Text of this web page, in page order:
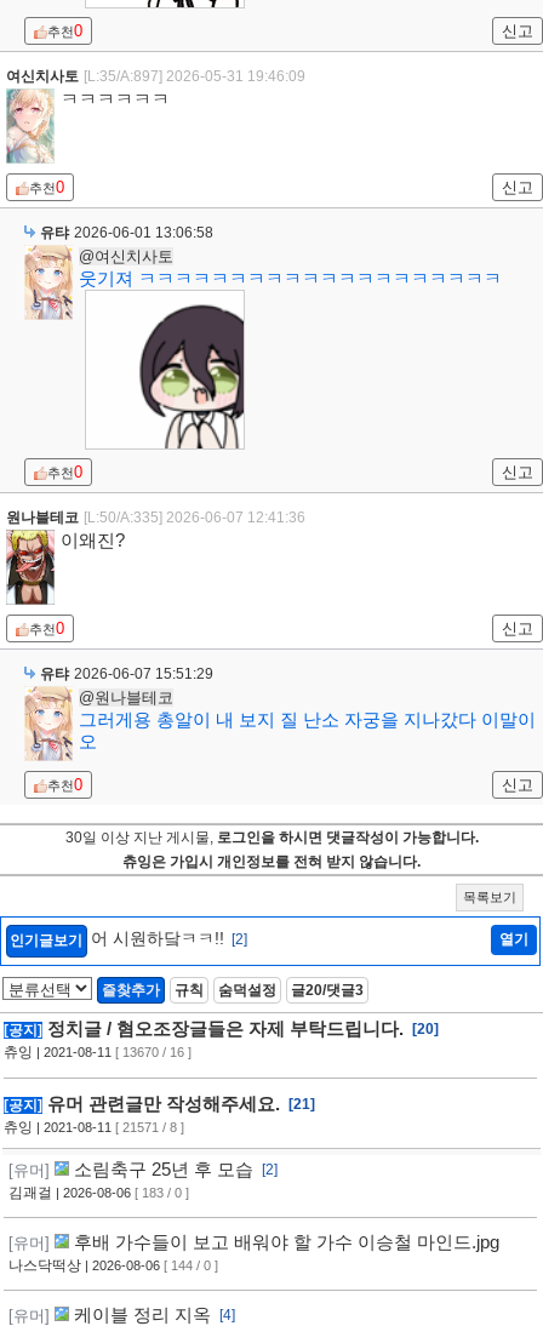
추천0 신고
여신치사토 [L:35/A:897] 2026-05-31 19:46:09
ㅋㅋㅋㅋㅋㅋ
추천0 신고
유탸 2026-06-01 13:06:58
@여신치사토
웃기져 ㅋㅋㅋㅋㅋㅋㅋㅋㅋㅋㅋㅋㅋㅋㅋㅋㅋㅋㅋㅋ
추천0 신고
원나블테코 [L:50/A:335] 2026-06-07 12:41:36
이왜진?
추천0 신고
유탸 2026-06-07 15:51:29
@원나블테코
그러게용 총알이 내 보지 질 난소 자궁을 지나갔다 이말이
오
추천0 신고
30일 이상 지난 게시물,
로그인을 하시면 댓글작성이 가능합니다.
츄잉은 가입시 개인정보를 전혀 받지 않습니다.
목록보기
인기글보기 어 시원하닼ㅋㅋ!! [2] 열기
즐찾추가 규칙 숨덕설정 글20/댓글3
[공지] 정치글 / 혐오조장글들은 자제 부탁드립니다. [20]
츄잉 | 2021-08-11 [ 13670 / 16 ]
[공지] 유머 관련글만 작성해주세요. [21]
츄잉 | 2021-08-11 [ 21571 / 8 ]
[유머] 소림축구 25년 후 모습 [2]
김괘걸 | 2026-08-06 [ 183 / 0 ]
[유머] 후배 가수들이 보고 배워야 할 가수 이승철 마인드.jpg
나스닥떡상 | 2026-08-06 [ 144 / 0 ]
[유머] 케이블 정리 지옥 [4]